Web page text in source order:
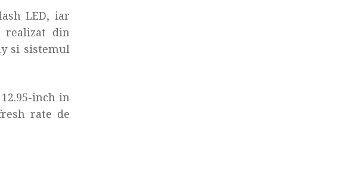
LED, iar
realizat din
si sistemul
inch in
rate de